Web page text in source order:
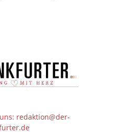
redaktion@der-